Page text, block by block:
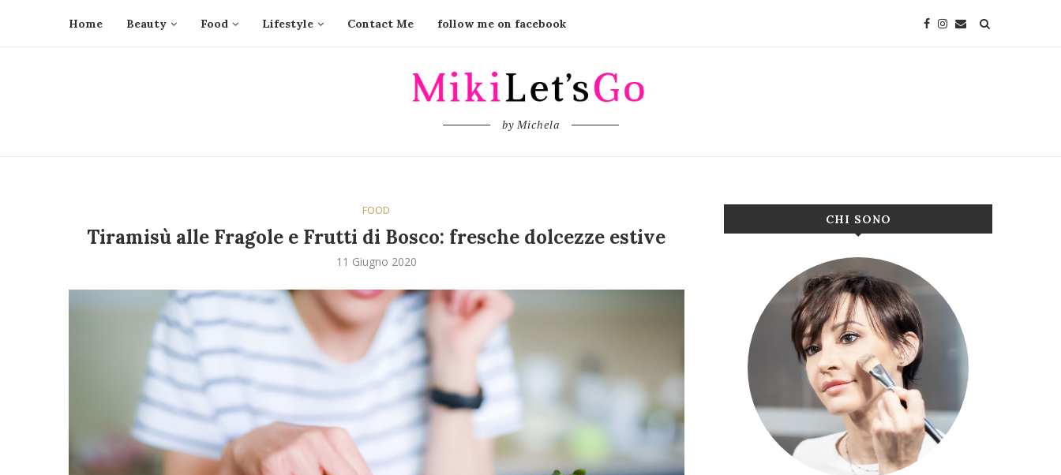
Home Beauty Food Lifestyle Contact Me follow me on facebook
by Michela
FOOD
Tiramisù alle Fragole e Frutti di Bosco: fresche dolcezze estive
11 Giugno 2020
CHI SONO